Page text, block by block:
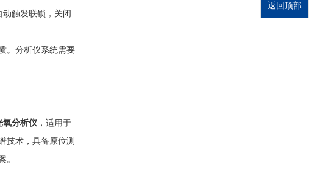
触发联锁，关闭
。分析仪系统需要
氧分析仪 ，适用于
技术，具备原位测
。
返回顶部